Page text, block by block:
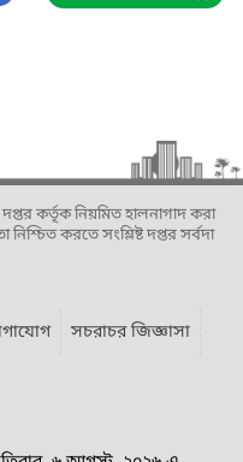
কর্তৃক নিয়মিত হালনাগাদ করা
নিশ্চিত করতে সংশ্লিষ্ট দপ্তর সর্বদা
সচরাচর জিজ্ঞাসা